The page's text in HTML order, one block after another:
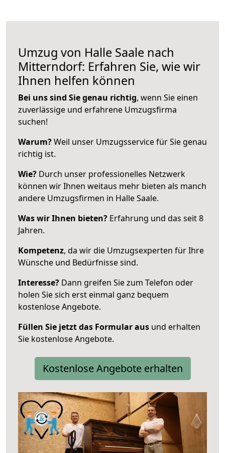
Umzug von Halle Saale nach
Mitterndorf: Erfahren Sie, wie wir
Ihnen helfen können
Bei uns sind Sie genau richtig, wenn Sie einen
zuverlässige und erfahrene Umzugsfirma
suchen!
Warum?Weil unser Umzugsservice für Sie genau
richtig ist.
Wie? Durch unser professionelles Netzwerk
können wir Ihnen weitaus mehr bieten als manch
andere Umzugsfirmen in Halle Saale.
Was wir Ihnen bieten? Erfahrung und das seit 8
Jahren.
Kompetenz, da wir die Umzugsexperten für Ihre
Wünsche und Bedürfnisse sind.
Interesse? Dann greifen Sie zum Telefon oder
holen Sie sich erst einmal ganz bequem
kostenlose Angebote.
Füllen Sie jetzt das Formular aus und erhalten
Sie kostenlose Angebote.
Kostenlose Angebote erhalten